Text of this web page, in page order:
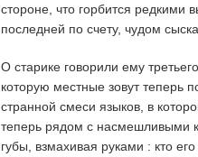
стороне, что горбится
последней по счету, чудом
О старике говорили ему
которую местные зовут теперь
странной смеси языков, в
теперь рядом с насмешливыми
губы, взмахивая руками : кто